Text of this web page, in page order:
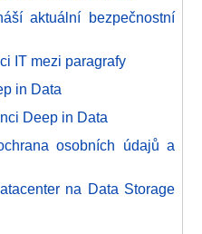
aktuální bezpečnostní
IT mezi paragrafy
in Data
Deep in Data
osobních údajů a
na Data Storage